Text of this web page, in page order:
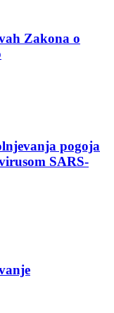
Zakona o
pogoja
SARS-